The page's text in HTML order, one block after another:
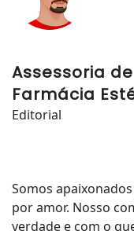
Assessoria
Farmácia
Editorial
Somos
por amor. Nosso
verdade e com o